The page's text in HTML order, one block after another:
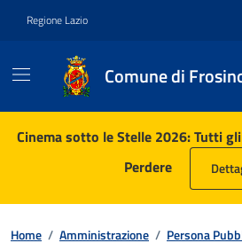
Regione Lazio
Comune di
Contenuti in
Cinema sotto le Stelle 2026: Tutti
Perdere
Home / Amministrazione / Persona